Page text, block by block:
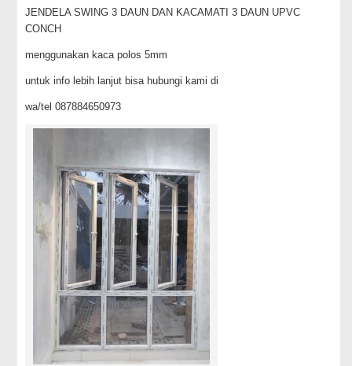
JENDELA SWING 3 DAUN DAN KACAMATI 3 DAUN UPVC
CONCH
menggunakan kaca polos 5mm
untuk info lebih lanjut bisa hubungi kami di
wa/tel 087884650973